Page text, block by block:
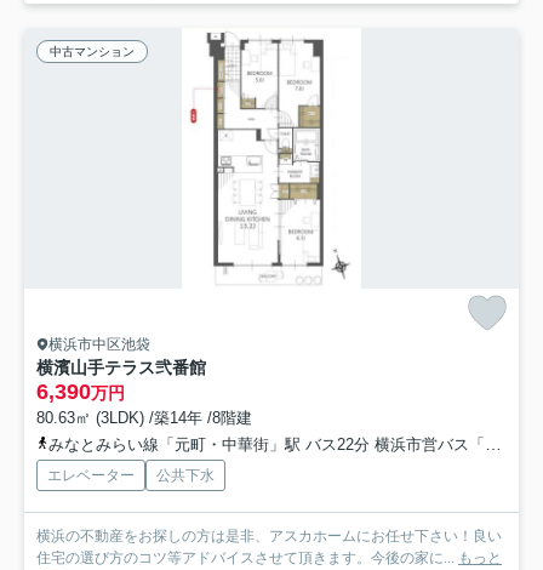
中古マンション
横浜市中区池袋
横濱山手テラス弐番館
6,390万円
80.63㎡ (3LDK) /築14年 /8階建
みなとみらい線「元町・中華街」駅 バス22分 横浜市営バス「間門」 停歩1分
エレベーター 公共下水
横浜の不動産をお探しの方は是非、アスカホームにお任せ下さい！良い
住宅の選び方のコツ等アドバイスさせて頂きます。今後の家に... もっと